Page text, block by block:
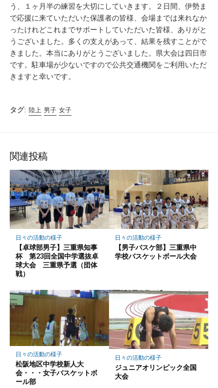
う、１ヶ月半の練習を大切にしていきます。２日間、伊勢ま
で応援に来ていただいた保護者の皆様、会場までは来れなか
ったけれどこれまでサポートしていただいた皆様、ありがと
うございました。多くの支えがあって、結果を残すことがで
きました。本当にありがとうございました。県大会は四日市
です。駐車場が少ないですので公共交通機関をご利用いただ
きますと幸いです。
タグ: 陸上 男子 女子
関連投稿
日々の活動の様子
【卓球部男子】三重県知事
杯 第23回全国中学選抜卓
球大会 三重県予選（団体
戦）
日々の活動の様子
【男子バスケ部】三重県中
学校バスケットボール大会
日々の活動の様子
松阪地区中学校新人大
会・・・女子バスケットボ
ール部
日々の活動の様子
ジュニアオリンピック全国
大会